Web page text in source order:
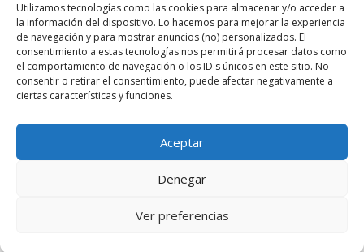
Utilizamos tecnologías como las cookies para almacenar y/o acceder a
la información del dispositivo. Lo hacemos para mejorar la experiencia
de navegación y para mostrar anuncios (no) personalizados. El
consentimiento a estas tecnologías nos permitirá procesar datos como
el comportamiento de navegación o los ID's únicos en este sitio. No
consentir o retirar el consentimiento, puede afectar negativamente a
ciertas características y funciones.
Aceptar
Denegar
Ver preferencias
Correo
electrónico
Web
esdemarketing.com © 2026 |